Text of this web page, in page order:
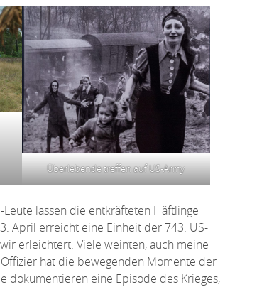
Überlebende treffen auf US-Army
lassen die entkräfteten Häftlinge
April erreicht eine Einheit der 743. US-
erleichtert. Viele weinten, auch meine
hat die bewegenden Momente der
dokumentieren eine Episode des Krieges,